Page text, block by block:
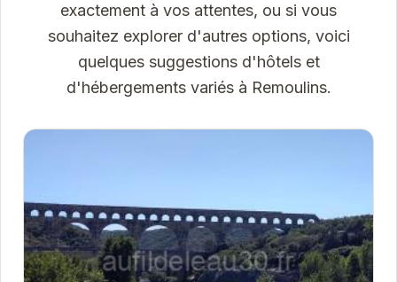
exactement à vos attentes, ou si vous
souhaitez explorer d'autres options, voici
quelques suggestions d'hôtels et
d'hébergements variés à Remoulins.